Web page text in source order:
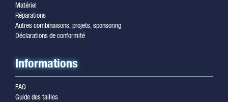
Matériel
Réparations
Autres combinaisons, projets, sponsoring
Déclarations de conformité
Informations
FAQ
Guide des tailles